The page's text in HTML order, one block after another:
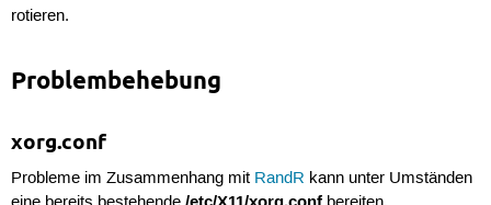
rotieren.
Problembehebung
xorg.conf
Probleme im Zusammenhang mit RandR kann unter Umständen